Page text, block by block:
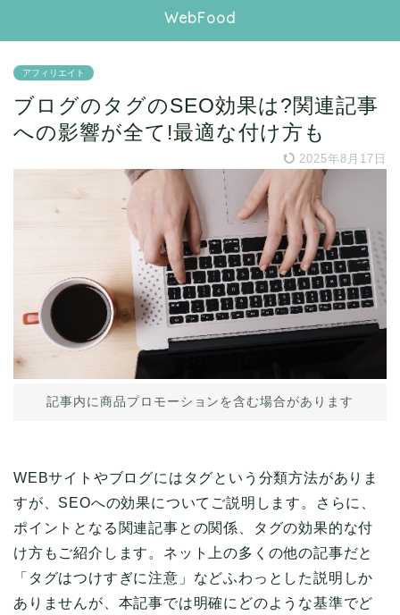
WebFood
アフィリエイト
ブログのタグのSEO効果は?関連記事
への影響が全て!最適な付け方も
2025年8月17日
記事内に商品プロモーションを含む場合があります
WEBサイトやブログにはタグという分類方法がありま
すが、SEOへの効果についてご説明します。さらに、
ポイントとなる関連記事との関係、タグの効果的な付
け方もご紹介します。ネット上の多くの他の記事だと
「タグはつけすぎに注意」などふわっとした説明しか
ありませんが、本記事では明確にどのような基準でど